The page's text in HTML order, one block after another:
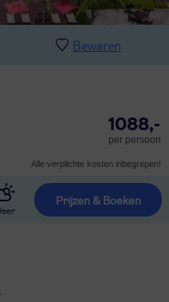
Bewaren
1088,-
per persoon
Alle verplichte kosten inbegrepen!
Prijzen & Boeken